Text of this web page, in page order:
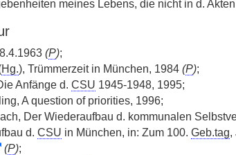
meines Lebens, die nicht in d.
8.4.1963 (P);
Hg.), Trümmerzeit in München, 1984 (P);
Anfänge d. CSU 1945-1948, 1995;
A question of priorities, 1996;
Der Wiederaufbau d. kommunalen
d. CSU in München, in: Zum 100. Geb.tag,
(P);